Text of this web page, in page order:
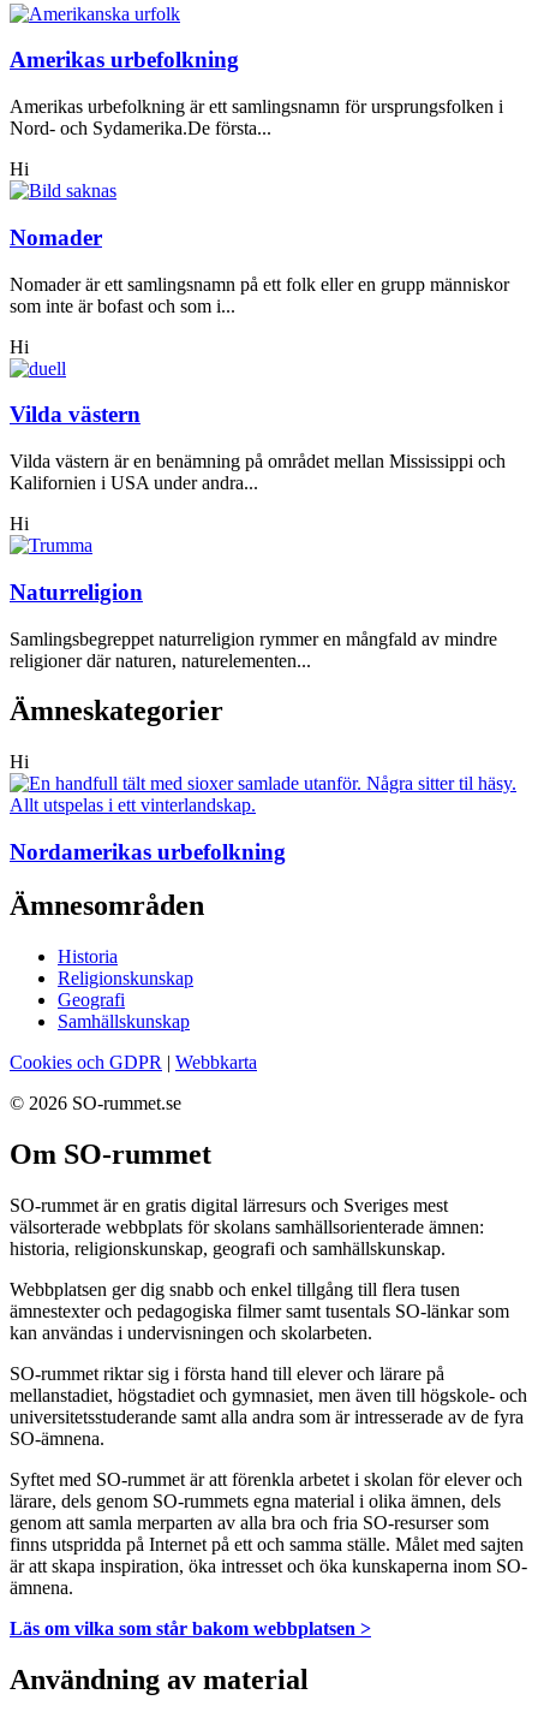
Amerikas urbefolkning
Amerikas urbefolkning är ett samlingsnamn för ursprungsfolken i
Nord- och Sydamerika.De första...
Hi
Nomader
Nomader är ett samlingsnamn på ett folk eller en grupp människor
som inte är bofast och som i...
Hi
Vilda västern
Vilda västern är en benämning på området mellan Mississippi och
Kalifornien i USA under andra...
Hi
Naturreligion
Samlingsbegreppet naturreligion rymmer en mångfald av mindre
religioner där naturen, naturelementen...
Ämneskategorier
Hi
Nordamerikas urbefolkning
Ämnesområden
Historia
Religionskunskap
Geografi
Samhällskunskap
Cookies och GDPR | Webbkarta
© 2026 SO-rummet.se
Om SO-rummet
SO-rummet är en gratis digital lärresurs och Sveriges mest
välsorterade webbplats för skolans samhällsorienterade ämnen:
historia, religionskunskap, geografi och samhällskunskap.
Webbplatsen ger dig snabb och enkel tillgång till flera tusen
ämnestexter och pedagogiska filmer samt tusentals SO-länkar som
kan användas i undervisningen och skolarbeten.
SO-rummet riktar sig i första hand till elever och lärare på
mellanstadiet, högstadiet och gymnasiet, men även till högskole- och
universitetsstuderande samt alla andra som är intresserade av de fyra
SO-ämnena.
Syftet med SO-rummet är att förenkla arbetet i skolan för elever och
lärare, dels genom SO-rummets egna material i olika ämnen, dels
genom att samla merparten av alla bra och fria SO-resurser som
finns utspridda på Internet på ett och samma ställe. Målet med sajten
är att skapa inspiration, öka intresset och öka kunskaperna inom SO-
ämnena.
Läs om vilka som står bakom webbplatsen >
Användning av material